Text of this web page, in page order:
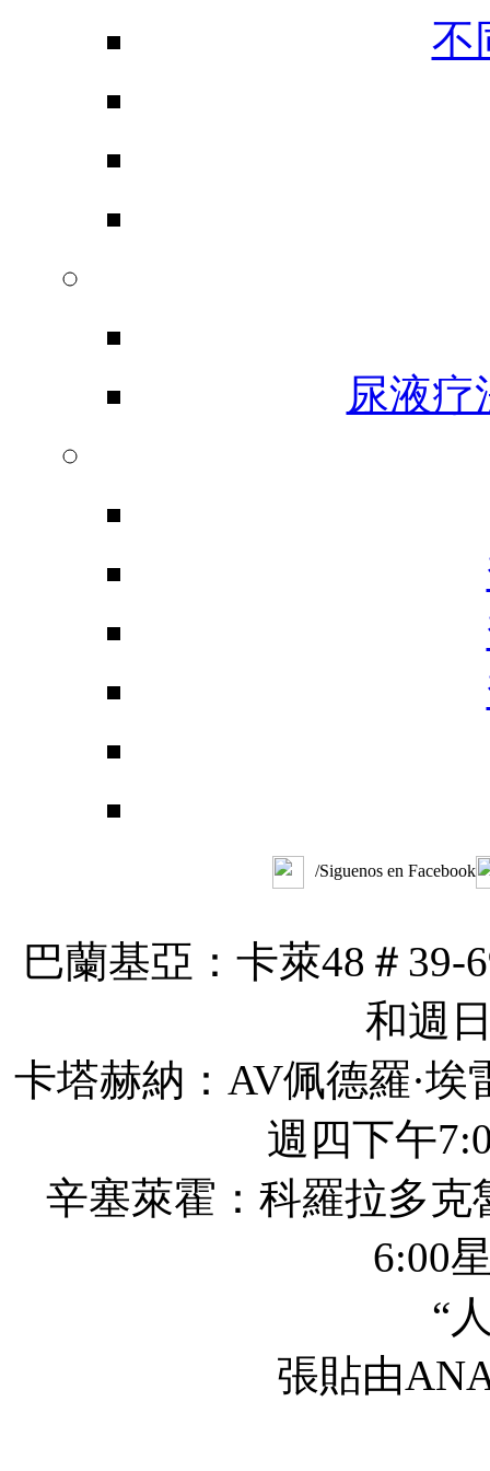
不
尿液疗
/Siguenos en Facebook
巴蘭基亞：卡萊48＃39-
和週
卡塔赫納：AV佩德羅·
週四下午
辛塞萊霍：科羅拉多
6:00
“
張貼由